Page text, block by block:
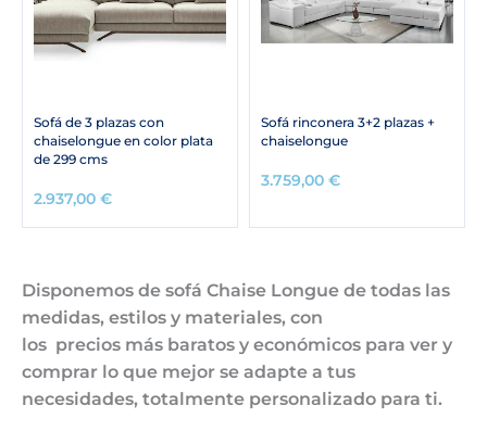
Sofá de 3 plazas con
chaiselongue en color plata
de 299 cms
2.937,00 €
Sofá rinconera 3+2 plazas +
chaiselongue
3.759,00 €
Disponemos de sofá Chaise Longue de todas las
medidas, estilos y materiales, con
los precios más baratos y económicos para ver y
comprar lo que mejor se adapte a tus
necesidades, totalmente personalizado para ti.